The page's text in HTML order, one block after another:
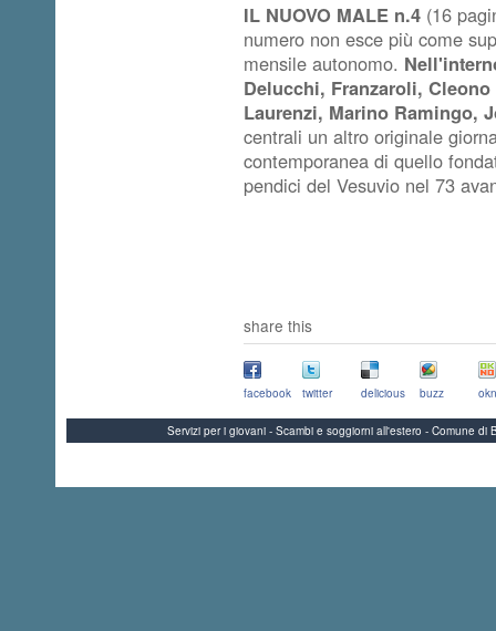
IL NUOVO MALE n.4 (16
numero non esce più come
mensile autonomo.
Delucchi, Franzaroli,
Laurenzi, Marino Ramingo,
centrali un altro originale
contemporanea di quello
pendici del Vesuvio nel 73
share this
facebook twitter delicious buzz
Servizi per i giovani - Scambi e soggiorni all'estero - Comune